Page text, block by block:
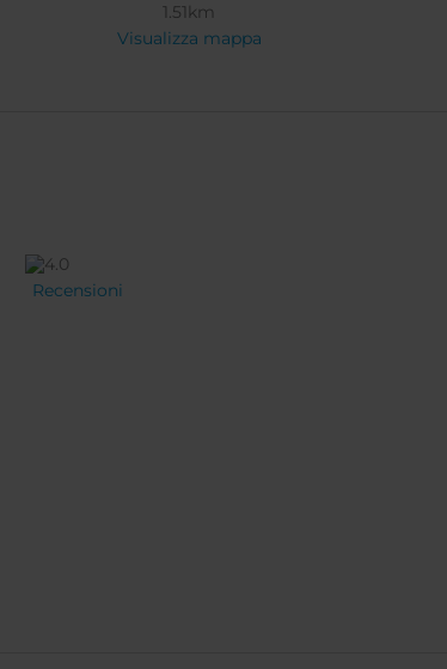
1.51km
Visualizza mappa
Recensioni